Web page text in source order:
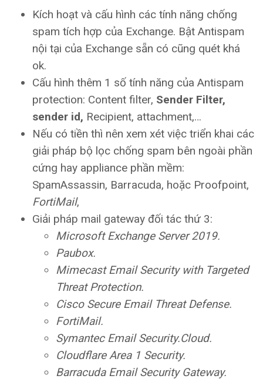
Kích hoạt và cấu hình các tính năng chống
spam tích hợp của Exchange. Bật Antispam
nội tại của Exchange sẵn có cũng quét khá
ok.
Cấu hình thêm 1 số tính năng của Antispam
protection: Content filter, Sender Filter,
sender id, Recipient, attachment,…
Nếu có tiền thì nên xem xét việc triển khai các
giải pháp bộ lọc chống spam bên ngoài phần
cứng hay appliance phần mềm:
SpamAssassin, Barracuda, hoặc Proofpoint,
FortiMail,
Giải pháp mail gateway đối tác thứ 3:
Microsoft Exchange Server 2019.
Paubox.
Mimecast Email Security with Targeted
Threat Protection.
Cisco Secure Email Threat Defense.
FortiMail.
Symantec Email Security.Cloud.
Cloudflare Area 1 Security.
Barracuda Email Security Gateway.